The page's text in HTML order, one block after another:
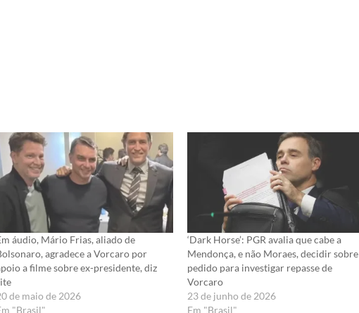
áudio, Mário Frias, aliado de
agradece a Vorcaro por
a filme sobre ex-presidente, diz
de maio de 2026
"Brasil"
‘Dark Horse’: PGR avalia que cabe a
Mendonça, e não Moraes, decidir sobre
pedido para investigar repasse de
Vorcaro
23 de junho de 2026
Em "Brasil"